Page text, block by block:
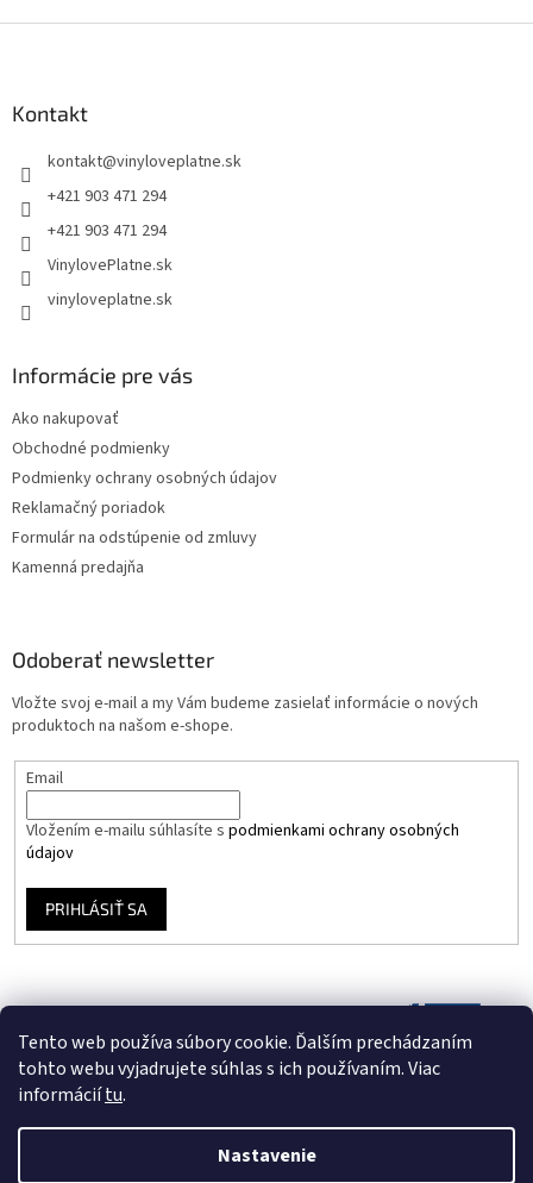
Tento web používa súbory cookie. Ďalším prechádzaním
tohto webu vyjadrujete súhlas s ich používaním. Viac
informáciítu.
Nastavenie
Kontakt
kontakt@vinyloveplatne.sk
+421 903 471 294
+421 903 471 294
VinylovePlatne.sk
vinyloveplatne.sk
Informácie pre vás
Ako nakupovať
Obchodné podmienky
Podmienky ochrany osobných údajov
Reklamačný poriadok
Formulár na odstúpenie od zmluvy
Kamenná predajňa
Odoberať newsletter
Vložte svoj e-mail a my Vám budeme zasielať informácie o nových
produktoch na našom e-shope.
Email
Vložením e-mailu súhlasíte s podmienkami ochrany osobných
údajov
PRIHLÁSIŤ SA
Vytvoril Shoptet